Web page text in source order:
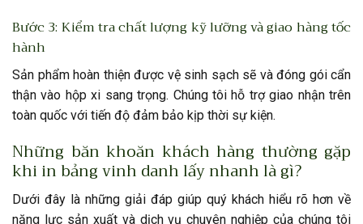
Bước 3: Kiểm tra chất lượng kỹ lưỡng và giao hàng tốc
hành
Sản phẩm hoàn thiện được vệ sinh sạch sẽ và đóng gói cẩn
thận vào hộp xi sang trọng. Chúng tôi hỗ trợ giao nhận trên
toàn quốc với tiến độ đảm bảo kịp thời sự kiện.
Những băn khoăn khách hàng thường gặp
khi in bảng vinh danh lấy nhanh là gì?
Dưới đây là những giải đáp giúp quý khách hiểu rõ hơn về
năng lực sản xuất và dịch vụ chuyên nghiệp của chúng tôi